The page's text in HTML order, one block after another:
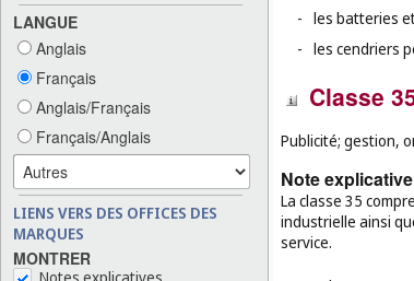
LANGUE
Anglais
Français
Anglais/Français
Français/Anglais
LIENS VERS DES OFFICES DES
MARQUES
MONTRER
- les batteries
- les cendriers
Classe
Publicité; gestion,
Note explicative
La classe 35
industrielle ainsi
service.